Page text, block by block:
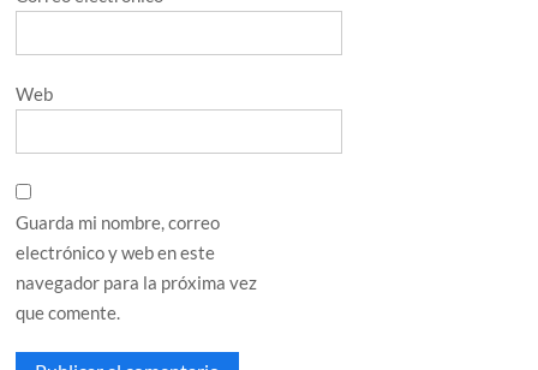
Web
Guarda mi nombre, correo
electrónico y web en este
navegador para la próxima vez
que comente.